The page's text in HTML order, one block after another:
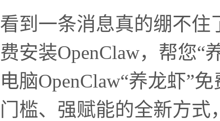
看到一条消息真的绷不住
费安装OpenClaw，帮您“
电脑OpenClaw“养龙虾”
门槛、强赋能的全新方